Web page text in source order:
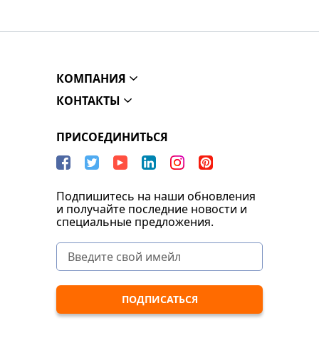
КОМПАНИЯ
КОНТАКТЫ
ПРИСОЕДИНИТЬСЯ
Подпишитесь на наши обновления
и получайте последние новости и
специальные предложения.